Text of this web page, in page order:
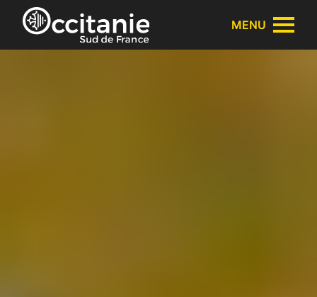
Panneau de gestion des cookies
MENU